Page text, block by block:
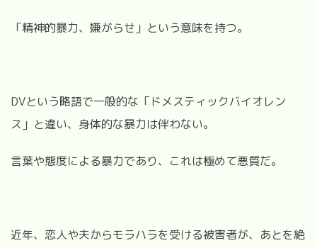
「精神的暴力、嫌がらせ」という意味を持つ。
DVという略語で一般的な「ドメスティックバイオレン
ス」と違い、身体的な暴力は伴わない。
言葉や態度による暴力であり、これは極めて悪質だ。
近年、恋人や夫からモラハラを受ける被害者が、あとを絶